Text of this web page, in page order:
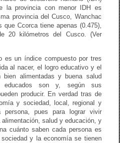
la provincia con menor IDH es
provincia del Cusco, Wanchac
Ccorca tiene apenas (0.475),
20 kilómetros del Cusco. (Ver
es un índice compuesto por tres
al nacer, el logro educativo y el
alimentadas y buena salud
educados son y, según sus
producir. En verdad tras de
y sociedad, local, regional y
pues para lograr vivir
salud y educación, y
cuánto saben cada persona es
y la economía se tienen